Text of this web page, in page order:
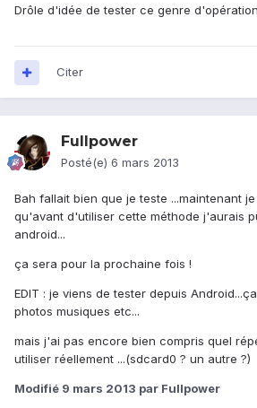
Drôle d'idée de tester ce genre
Citer
Fullpower
Posté(e) 6 mars 2013
Bah fallait bien que je teste ...maintenant
qu'avant d'utiliser cette méthode j'aurais
android...
ça sera pour la prochaine fois !
EDIT : je viens de tester depuis
photos musiques etc...
mais j'ai pas encore bien compris quel
utiliser réellement ...(sdcard0 ? un autre ?)
Modifié 9 mars 2013 par Fullpower